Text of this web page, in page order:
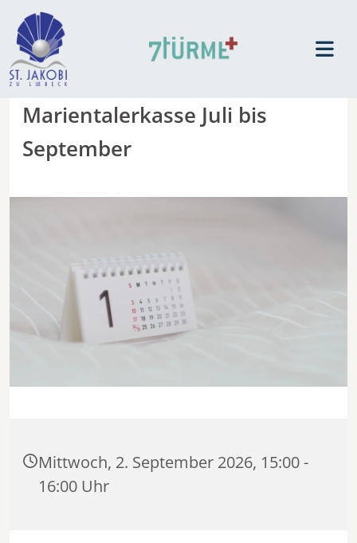
Marientalerkasse Juli bis
September
Mittwoch, 2. September 2026, 15:00 -
16:00 Uhr